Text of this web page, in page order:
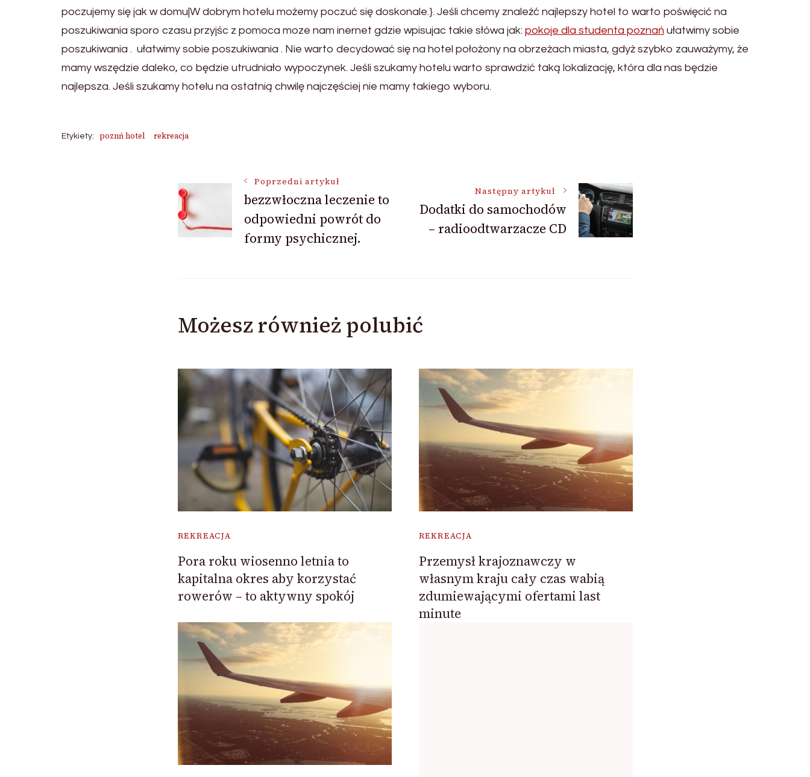
poczujemy się jak w domu|W dobrym hotelu możemy poczuć się doskonale.}. Jeśli chcemy znaleźć najlepszy hotel to warto poświęcić na
poszukiwania sporo czasu przyjśc z pomoca moze nam inernet gdzie wpisujac takie słówa jak: pokoje dla studenta poznań ułatwimy sobie
poszukiwania . ułatwimy sobie poszukiwania . Nie warto decydować się na hotel położony na obrzeżach miasta, gdyż szybko zauważymy, że
mamy wszędzie daleko, co będzie utrudniało wypoczynek. Jeśli szukamy hotelu warto sprawdzić taką lokalizację, która dla nas będzie
najlepsza. Jeśli szukamy hotelu na ostatnią chwilę najczęściej nie mamy takiego wyboru.
Etykiety: poznń hotel rekreacja
Nawigacja
wpisu
Poprzedni artykuł
bezzwłoczna leczenie to
odpowiedni powrót do
formy psychicznej.
Następny artykuł
Dodatki do samochodów
– radioodtwarzacze CD
Możesz również polubić
REKREACJA
Pora roku wiosenno letnia to
kapitalna okres aby korzystać
rowerów – to aktywny spokój
REKREACJA
Przemysł krajoznawczy w
własnym kraju cały czas wabią
zdumiewającymi ofertami last
minute